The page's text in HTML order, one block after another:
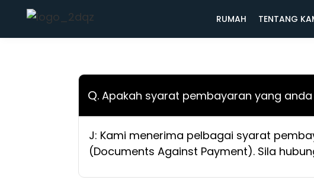
RUMAH TENTANG
Q. Apakah syarat pembayaran yang
J: Kami menerima pelbagai syarat
(Documents Against Payment). Sila